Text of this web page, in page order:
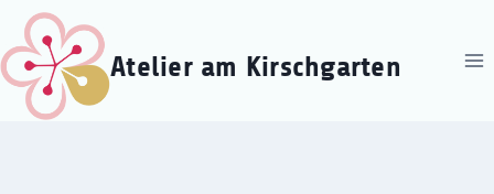
Inhalt
springen
Atelier am Kirschgarten